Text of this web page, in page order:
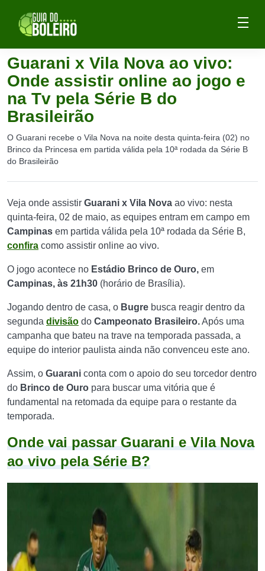
Guarani x Vila Nova ao vivo:
Onde assistir online ao jogo e
na Tv pela Série B do
Brasileirão
O Guarani recebe o Vila Nova na noite desta quinta-feira (02) no
Brinco da Princesa em partida válida pela 10ª rodada da Série B
do Brasileirão
Veja onde assistir Guarani x Vila Nova ao vivo: nesta
quinta-feira, 02 de maio, as equipes entram em campo em
Campinas em partida válida pela 10ª rodada da Série B,
confira como assistir online ao vivo.
O jogo acontece no Estádio Brinco de Ouro, em
Campinas, às 21h30 (horário de Brasília).
Jogando dentro de casa, o Bugre busca reagir dentro da
segunda divisão do Campeonato Brasileiro.Após uma
campanha que bateu na trave na temporada passada, a
equipe do interior paulista ainda não convenceu este ano.
Assim, o Guarani conta com o apoio do seu torcedor dentro
do Brinco de Ouro para buscar uma vitória que é
fundamental na retomada da equipe para o restante da
temporada.
Onde vai passar Guarani e Vila Nova
ao vivo pela Série B?